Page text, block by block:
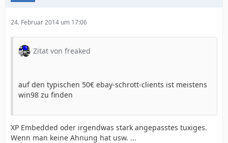
24. Februar 2014 um 17:06
Zitat von freaked
auf den typischen 50€ ebay-schrott-clients ist meistens
win98 zu finden
XP Embedded oder irgendwas stark angepasstes tuxiges.
Wenn man keine Ahnung hat usw. ...